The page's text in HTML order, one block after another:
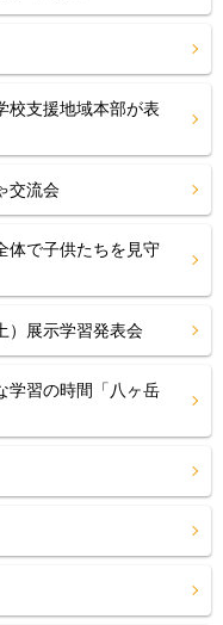
支援地域本部が表
交流会
体で子供たちを見守
）展示学習発表会
習の時間「八ヶ岳